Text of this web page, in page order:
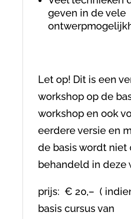
geven in de vele
Let op! Dit is een
workshop op de
workshop en ook
eerdere versie en
de basis wordt niet
behandeld in deze
prijs: € 20,– (
basis cursus van